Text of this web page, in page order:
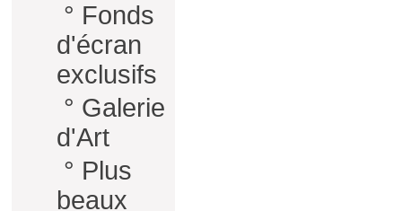
° Fonds
d'écran
exclusifs
° Galerie
d'Art
° Plus
beaux